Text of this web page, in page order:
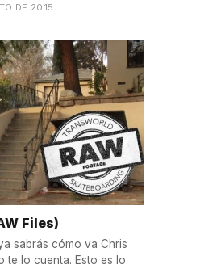
DE 2015
Files)
sabrás cómo va Chris
te lo cuenta. Esto es lo